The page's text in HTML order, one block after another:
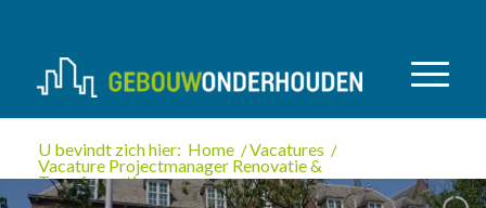
U bevindt zich hier: Home /Vacatures /
Vacature Projectmanager Renovatie &
Transformatie